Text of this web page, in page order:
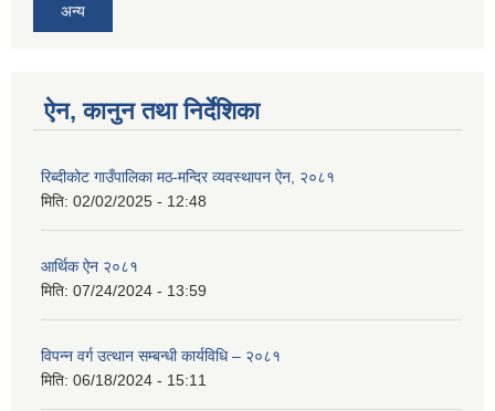
अन्य
ऐन, कानुन तथा निर्देशिका
रिब्दीकोट गाउँपालिका मठ-मन्दिर व्यवस्थापन ऐन, २०८१
मिति: 02/02/2025 - 12:48
आर्थिक ऐन २०८१
मिति: 07/24/2024 - 13:59
विपन्न वर्ग उत्थान सम्बन्धी कार्यविधि – २०८१
मिति: 06/18/2024 - 15:11